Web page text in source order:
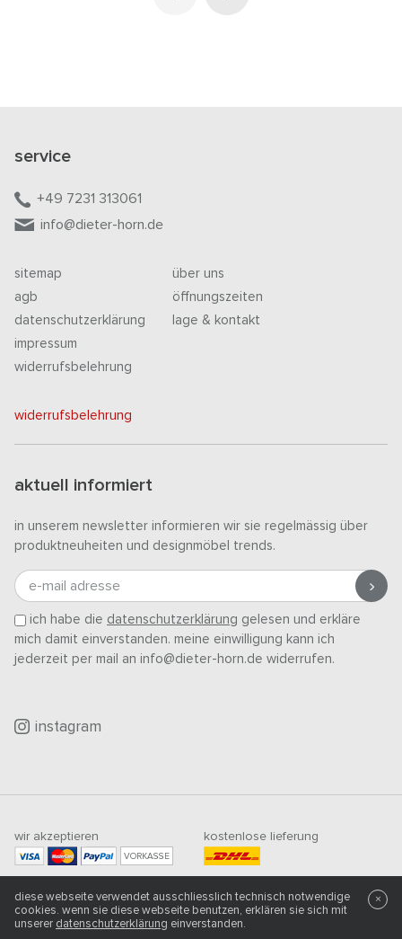
service
+49 7231 313061
info@dieter-horn.de
sitemap
agb
datenschutzerklärung
impressum
widerrufsbelehrung
über uns
öffnungszeiten
lage & kontakt
widerrufsbelehrung
aktuell informiert
in unserem newsletter informieren wir sie regelmässig über
produktneuheiten und designmöbel trends.
e-mail adresse
ich habe die datenschutzerklärung gelesen und erkläre
mich damit einverstanden. meine einwilligung kann ich
jederzeit per mail an info@dieter-horn.de widerrufen.
instagram
wir akzeptieren
VORKASSE
kostenlose lieferung
mindestbestellwert
500CHF
diese webseite verwendet ausschliesslich technisch notwendige
cookies. wenn sie diese webseite benutzen, erklären sie sich mit
unserer datenschutzerklärung einverstanden.
×